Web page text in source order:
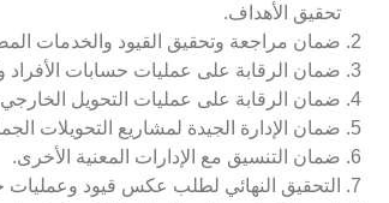
تحقيق الأهداف.
ضمان مراجعة وتحقيق القيود والخدمات
ضمان الرقابة على عمليات حسابات الأفراد
ضمان الرقابة على عمليات التحويل
ضمان الإدارة الجيدة لمشاريع التحويلات
ضمان التنسيق مع الإدارات المعنية الأخرى.
التحقيق النهائي لطلب عكس قيود وعمليات